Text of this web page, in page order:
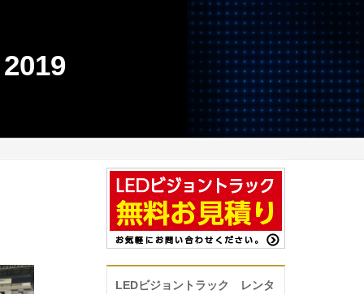
LEDビジョントラック レンタ